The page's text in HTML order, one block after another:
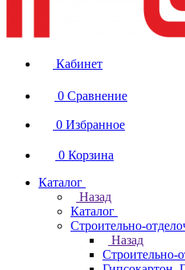
Кабинет
0 Сравнение
0 Избранное
0 Корзина
Каталог
Назад
Каталог
Строительно-
Назад
Строительно-